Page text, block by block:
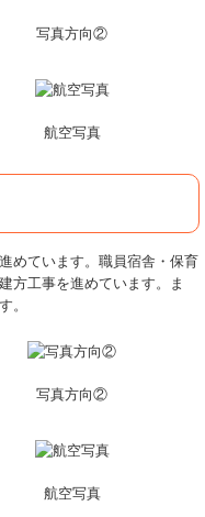
写真方向②
航空写真
めています。職員宿舎・保育
方工事を進めています。ま
。
写真方向②
航空写真